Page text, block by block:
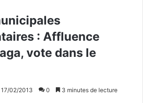
: Affluence
vote dans le
17/02/2013 0 3 minutes de lecture